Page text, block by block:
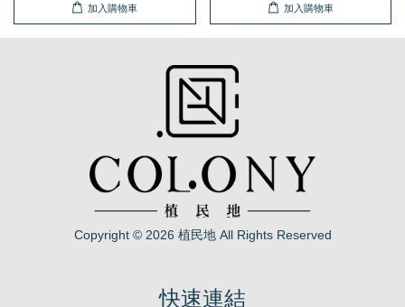
加入購物車 加入購物車
Copyright © 2026 植民地 All Rights Reserved
快速連結